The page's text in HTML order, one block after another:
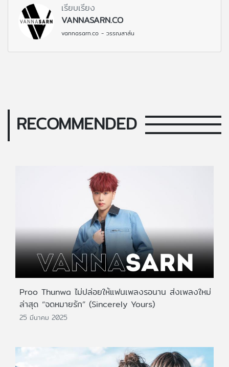
เรียบเรียง
VANNASARN.CO
vannasarn.co - วรรณสาส์น
RECOMMENDED
Proo Thunwa ไม่ปล่อยให้แฟนเพลงรอนาน ส่งเพลงใหม่
ล่าสุด “จดหมายรัก” (Sincerely Yours)
25 มีนาคม 2025